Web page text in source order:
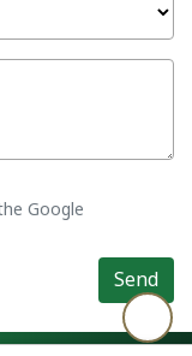
Google
Send